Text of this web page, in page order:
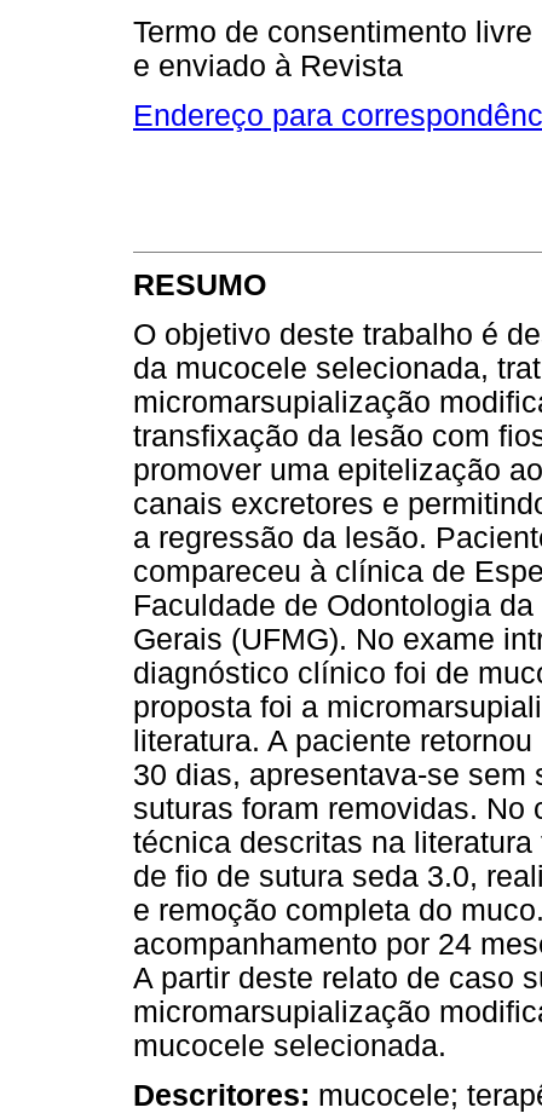
Termo de consentimento
e enviado à Revista
Endereço para
RESUMO
O objetivo deste trabalho é
da mucocele selecionada,
micromarsupialização
transfixação da lesão com
promover uma epitelização
canais excretores e
a regressão da lesão.
compareceu à clínica de
Faculdade de Odontologia
Gerais (UFMG). No exame
diagnóstico clínico foi de
proposta foi a
literatura. A paciente
30 dias, apresentava-se
suturas foram removidas.
técnica descritas na
de fio de sutura seda 3.0,
e remoção completa do
acompanhamento por 24
A partir deste relato de caso
micromarsupialização
mucocele selecionada.
Descritores: mucocele;